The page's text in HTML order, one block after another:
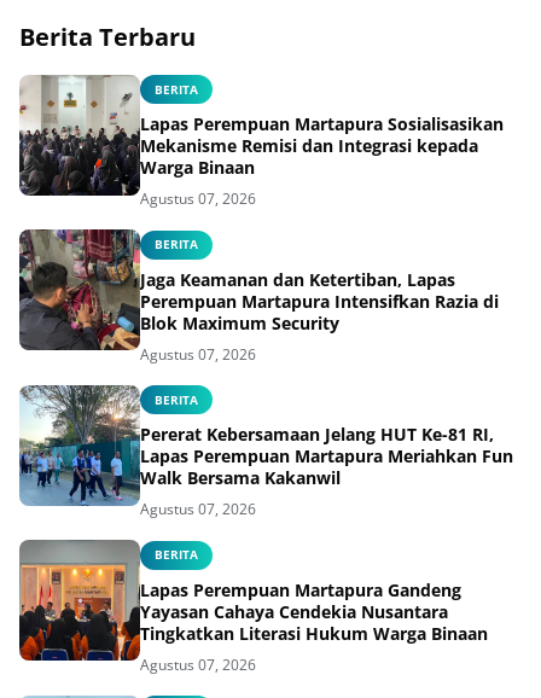
Berita Terbaru
BERITA
Lapas Perempuan Martapura Sosialisasikan
Mekanisme Remisi dan Integrasi kepada
Warga Binaan
Agustus 07, 2026
BERITA
Jaga Keamanan dan Ketertiban, Lapas
Perempuan Martapura Intensifkan Razia di
Blok Maximum Security
Agustus 07, 2026
BERITA
Pererat Kebersamaan Jelang HUT Ke-81 RI,
Lapas Perempuan Martapura Meriahkan Fun
Walk Bersama Kakanwil
Agustus 07, 2026
BERITA
Lapas Perempuan Martapura Gandeng
Yayasan Cahaya Cendekia Nusantara
Tingkatkan Literasi Hukum Warga Binaan
Agustus 07, 2026